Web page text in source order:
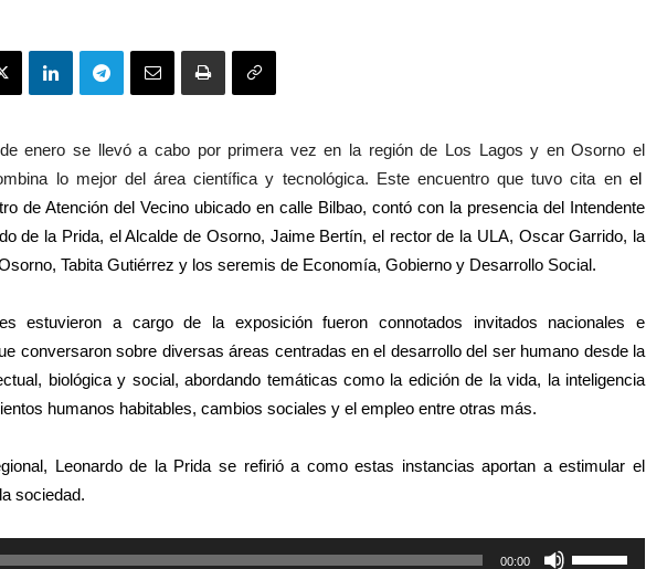
enero se llevó a cabo por primera vez en la región de Los Lagos y en Osorno el
lo mejor del área científica y tecnológica. Este encuentro que tuvo cita en el
de Atención del Vecino ubicado en calle Bilbao, contó con la presencia del Intendente
de la Prida, el Alcalde de Osorno, Jaime Bertín, el rector de la ULA, Oscar Garrido, la
Tabita Gutiérrez y los seremis de Economía, Gobierno y Desarrollo Social.
estuvieron a cargo de la exposición fueron connotados invitados nacionales e
conversaron sobre diversas áreas centradas en el desarrollo del ser humano desde la
biológica y social, abordando temáticas como la edición de la vida, la inteligencia
humanos habitables, cambios sociales y el empleo entre otras más.
Leonardo de la Prida se refirió a como estas instancias aportan a estimular el
sociedad.
00:00